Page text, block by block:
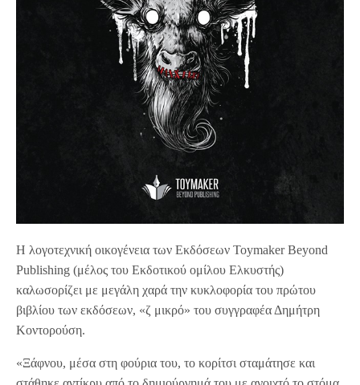
Η λογοτεχνική οικογένεια των Εκδόσεων Toymaker Beyond
Publishing (μέλος του Εκδοτικού ομίλου Ελκυστής)
καλωσορίζει με μεγάλη χαρά την κυκλοφορία του πρώτου
βιβλίου των εκδόσεων, «ζ μικρό» του συγγραφέα Δημήτρη
Κοντορούση.
«Ξάφνου, μέσα στη φούρια του, το κορίτσι σταμάτησε και